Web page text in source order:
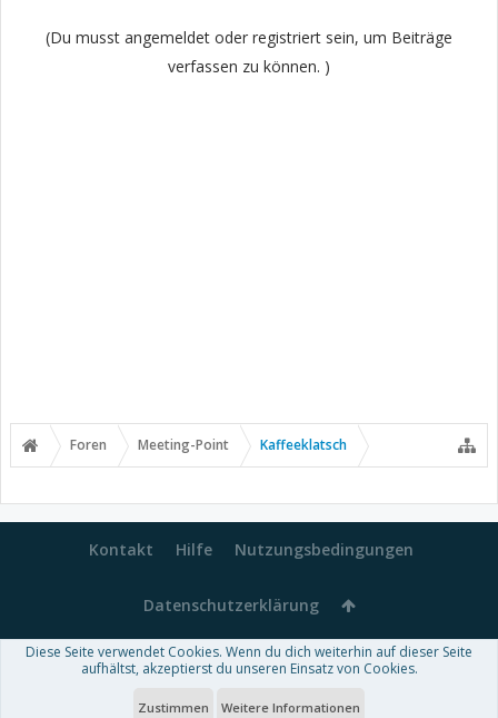
(Du musst angemeldet oder registriert sein, um Beiträge
verfassen zu können. )
Foren Meeting-Point Kaffeeklatsch
Kontakt Hilfe Nutzungsbedingungen
Datenschutzerklärung
Forum software by XenForo™-Deutsch von xenDach
Theme designed byThemeHouse
Diese Seite verwendet Cookies. Wenn du dich weiterhin auf dieser Seite
aufhältst, akzeptierst du unseren Einsatz von Cookies.
Zustimmen Weitere Informationen